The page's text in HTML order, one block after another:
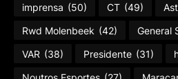
imprensa (50) CT (49)
Rwd Molenbeek (42) General
VAR (38) Presidente (31)